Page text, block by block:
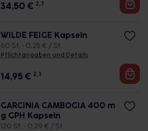
34,50 € 2, 3
WILDE FEIGE Kapseln
60 St. • 0,25 € / St.
Pflichtangaben und Details
14,95€ 2, 3
GARCINIA CAMBOGIA 400 m
g GPH Kapseln
120 St. • 0,29 € / St.